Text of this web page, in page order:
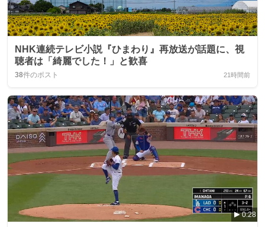
NHK連続テレビ小説『ひまわり』再放送が話題に、視
聴者は「綺麗でした！」と歓喜
38件のポスト 21時間前
0:28